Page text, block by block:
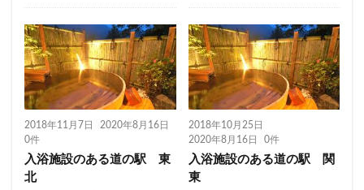
2018年11月7日
2020年8月16日
0件
入浴施設のある道の駅 東
北
2018年10月25日
2020年8月16日
0件
入浴施設のある道の駅 関
東